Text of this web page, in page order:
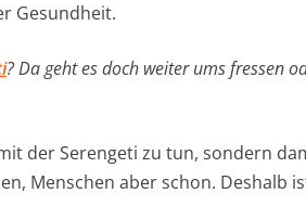
Gesundheit.
? Da geht es doch weiter ums fressen
der Serengeti zu tun, sondern
Menschen aber schon. Deshalb